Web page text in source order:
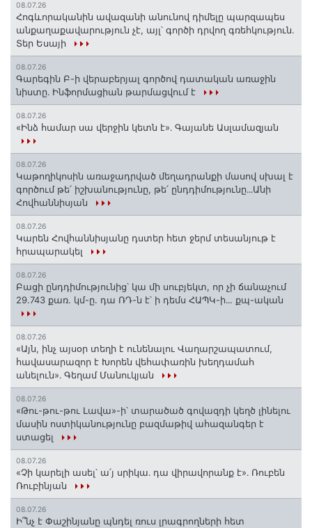
08.07.26
Հոգևորականին ավազանի անունով դիմելը պարզապես
անքաղաքավարություն չէ, այլ՝ գործի դրվող գռեհկություն.
Տեր Եսայի
08.07.26
Գարեգին Բ-ի վերաբերյալ գործով դատական առաջին
նիստը․ Ինֆորմացիան թարմացվում է
08.07.26
«Ինձ համար սա վերջին կետն է»․ Գայանե Ասլամազյան
08.07.26
Կաթողիկոսին առաջադրված մեղադրանքի մասով սխալ է
գործում թե՛ իշխանությունը, թե՛ ընդդիմությունը․․․Անի
Հովհաննիսյան
08.07.26
Կարեն Հովհաննիսյանը դստեր հետ ջերմ տեսանյութ է
հրապարակել
08.07.26
Բացի ընդդիմությունից՝ կա մի սուբյեկտ, որ չի ճանաչում
29.743 քառ. կմ-ը. դա ՌԴ-ն է՝ ի դեմս ՀԱՊԿ-ի․․. քպ-ական
08.07.26
«Այն, ինչ այսօր տեղի է ունենալու Վաղարշապատում,
հավասարազոր է Խորեն վեհափառին խեղդամահ
անելուն»․ Գեղամ Մանուկյան
08.07.26
«Թու-թու-թու Լավա»-ի՝ տարածած գովազդի կեղծ լինելու
մասին ոստիկանությունը բազմաթիվ ահազանգեր է
ստացել
08.07.26
«Չի կարելի ասել՝ ա՛յ սրիկա․ դա վիրավորանք է»․ Ռուբեն
Ռուբինյան
08.07.26
Ի՞նչ է Փաշինյանը պնդել ռուս լրագրողների հետ